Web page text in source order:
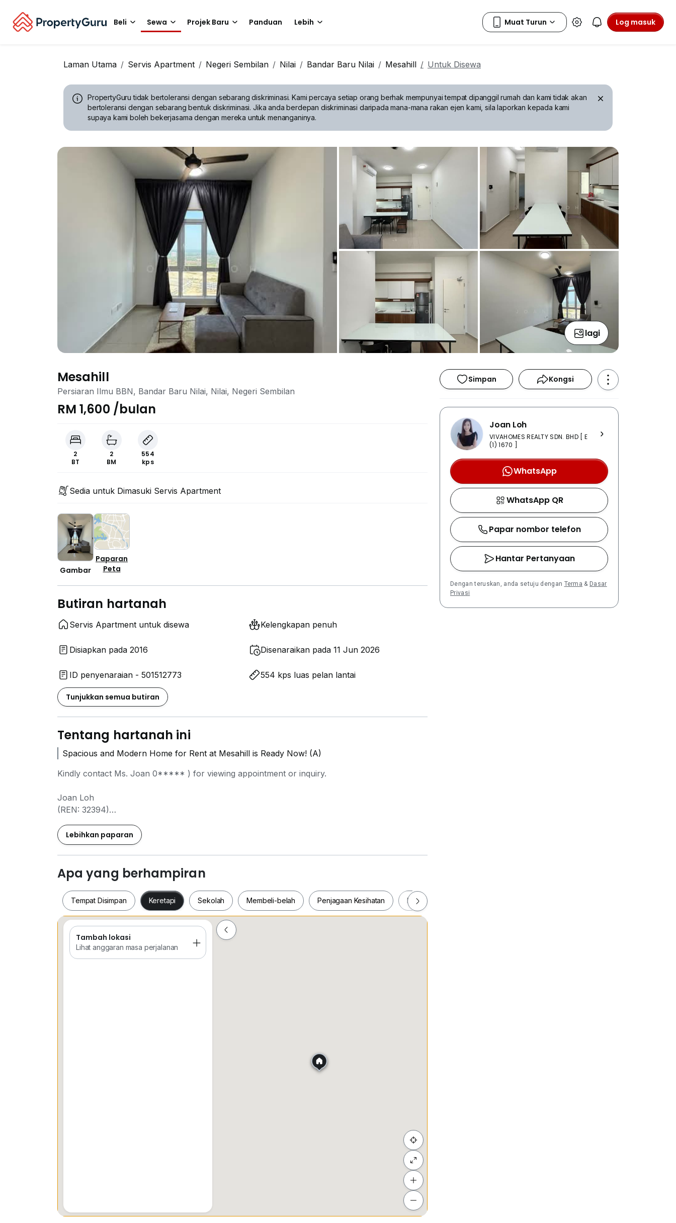
Beli Sewa Projek Baru Panduan Lebih Log masuk
Laman Utama Servis Apartment Negeri Sembilan Nilai Bandar Baru Nilai Mesahill Untuk Disewa
PropertyGuru tidak bertoleransi dengan sebarang diskriminasi.Kami percaya setiap orang berhak mempunyai tempat dipanggil rumah dan kami tidak akan
bertoleransi dengan sebarang bentuk diskriminasi. Jika anda berdepan diskriminasi daripada mana-mana rakan ejen kami, sila laporkan kepada kami
supaya kami boleh bekerjasama dengan mereka untuk menanganinya.
lagi
Mesahill
Persiaran Ilmu BBN, Bandar Baru Nilai, Nilai, Negeri Sembilan
RM 1,600 /bulan
2
BT
2
BM
554
kps
Sedia untuk Dimasuki Servis Apartment
Gambar
Paparan
Peta
Butiran hartanah
Servis Apartment untuk disewa Kelengkapan penuh
Disiapkan pada 2016 Disenaraikan pada 11 Jun 2026
ID penyenaraian - 501512773 554 kps luas pelan lantai
Tunjukkan semua butiran
Tentang hartanah ini
Spacious and Modern Home for Rent at Mesahill is Ready Now! (A)
Kindly contact Ms. Joan 0***** ) for viewing appointment or inquiry.
Joan Loh
(REN: 32394)
Mobile:0*****
Whatsapp link:www.w*****
Email:j*****@*****
Thank you.
Lebihkan paparan
Apa yang berhampiran
Tempat Disimpan Keretapi Sekolah Membeli-belah Penjagaan Kesihatan Makanan & Minuman
Tempat Disimpan Sekolah
Tambah lokasi
Lihat anggaran masa perjalanan
Simpan Kongsi
Joan Loh
VIVAHOMES REALTY SDN. BHD [ E
(1) 1670 ]
WhatsApp
WhatsApp QR
Papar nombor telefon
Hantar Pertanyaan
Dengan teruskan, anda setuju dengan Terma & Dasar
Privasi